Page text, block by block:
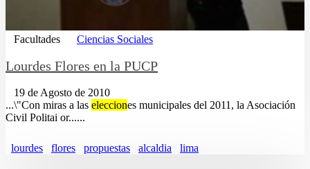
Facultades Ciencias Sociales
Lourdes Flores en la PUCP
19 de Agosto de 2010
...\"Con miras a las elecciones municipales del 2011, la Asociación
Civil Politai or......
lourdes flores propuestas alcaldia lima